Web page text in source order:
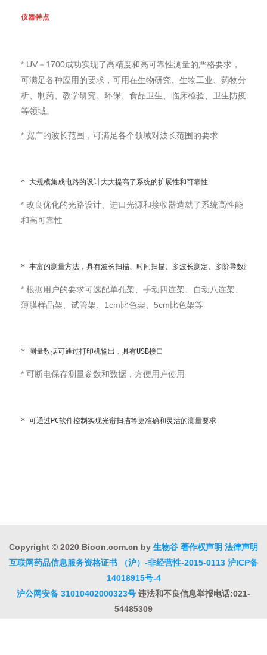
仪器特点
* UV－1700成功实现了高精度和高可靠性测量的严格要求，
可满足各种应用的要求，可用在生物研究、生物工业、药物分
析、制药、教学研究、环保、食品卫生、临床检验、卫生防疫
等领域。
* 宽广的波长范围，可满足各个领域对波长范围的要求
* 大规模集成电路的设计大大提高了系统的扩展性和可靠性
* 改良优化的光路设计、进口光源和接收器造就了系统高性能
和高可靠性
* 丰富的测量方法，具有波长扫描、时间扫描、多波长测定、多阶导数测定
* 根据用户的要求可选配单孔架、手动四连架、自动八连架、
薄膜样品架、试管架、1cm比色架、5cm比色架等
* 测量数据可通过打印机输出，具有USB接口
* 可断电保存测量参数和数据，方便用户使用
* 可通过PC软件控制实现光谱扫描等更准确和灵活的测量要求
Copyright © 2020 Bioon.com.cn by 生物谷 著作权声明 法律声明
互联网药品信息服务资格证书 （沪）-非经营性-2015-0113 沪ICP备
14018915号-4
沪公网安备 31010402000323号 违法和不良信息举报电话:021-
54485309